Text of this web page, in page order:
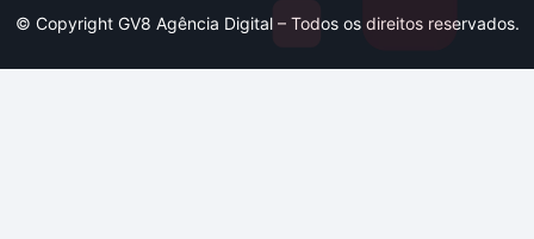
© Copyright GV8 Agência Digital – Todos os direitos reservados.